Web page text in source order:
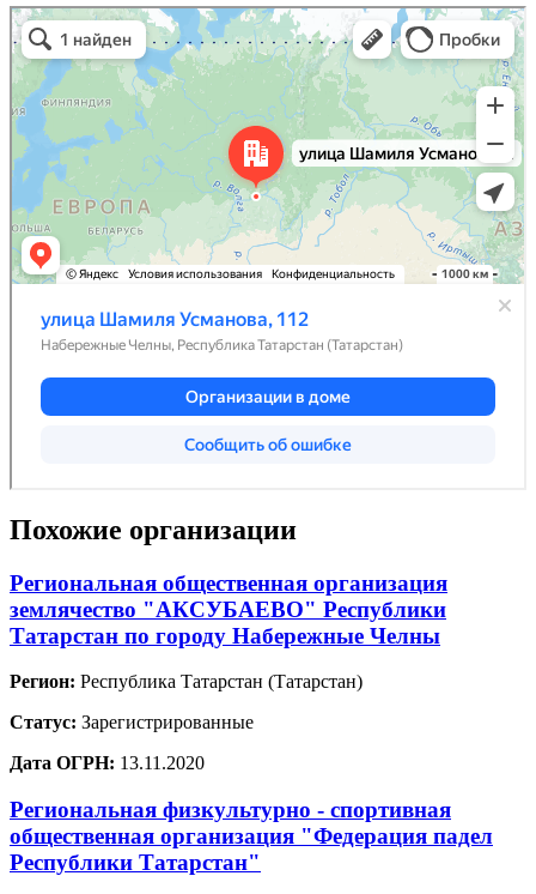
Похожие организации
Региональная общественная организация
землячество "АКСУБАЕВО" Республики
Татарстан по городу Набережные Челны
Регион: Республика Татарстан (Татарстан)
Статус: Зарегистрированные
Дата ОГРН: 13.11.2020
Региональная физкультурно - спортивная
общественная организация "Федерация падел
Республики Татарстан"